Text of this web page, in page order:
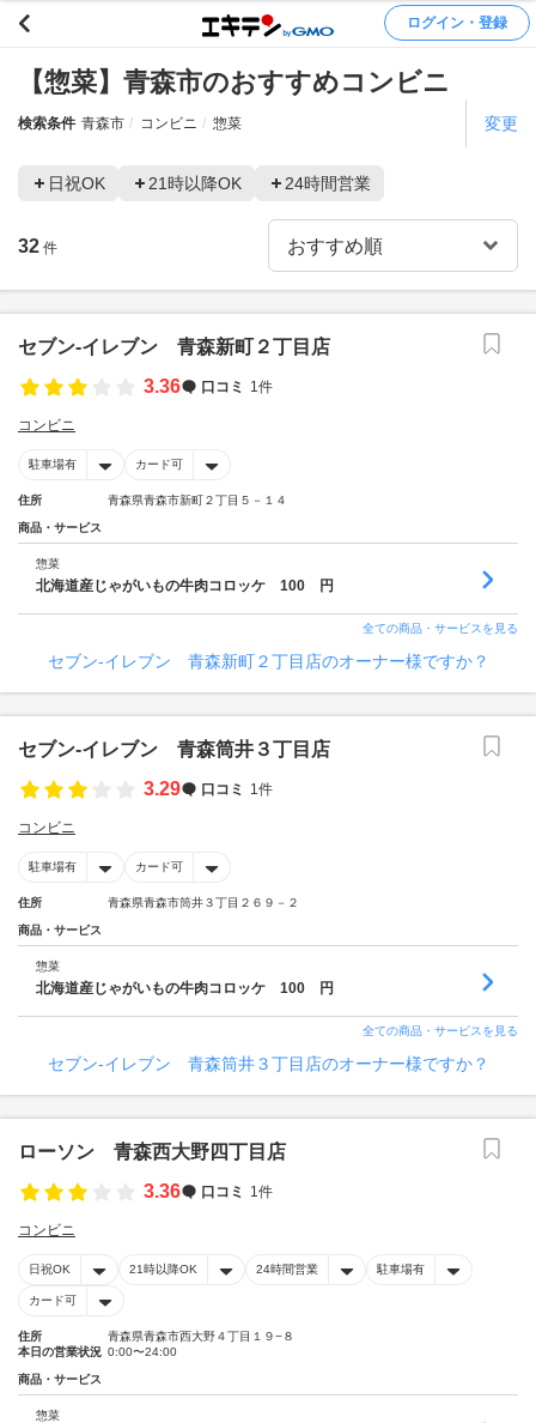
ログイン・登録
【惣菜】青森市のおすすめコンビニ
検索条件 青森市 コンビニ 惣菜 変更
日祝OK 21時以降OK 24時間営業
32 件
セブン‐イレブン 青森新町２丁目店
3.36
口コミ 1件
コンビニ
駐車場有 カード可
住所 青森県青森市新町２丁目５－１４
商品・サービス
惣菜
北海道産じゃがいもの牛肉コロッケ 100 円
全ての商品・サービスを見る
セブン‐イレブン 青森新町２丁目店のオーナー様ですか？
セブン‐イレブン 青森筒井３丁目店
3.29
口コミ 1件
コンビニ
駐車場有 カード可
住所 青森県青森市筒井３丁目２６９－２
商品・サービス
惣菜
北海道産じゃがいもの牛肉コロッケ 100 円
全ての商品・サービスを見る
セブン‐イレブン 青森筒井３丁目店のオーナー様ですか？
ローソン 青森西大野四丁目店
3.36
口コミ 1件
コンビニ
日祝OK 21時以降OK 24時間営業 駐車場有
カード可
住所
青森県青森市西大野４丁目１９−８
本日の営業状況 0:00〜24:00
商品・サービス
惣菜